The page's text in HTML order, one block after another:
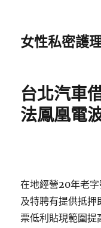
女性私密護
台北汽車
法鳳凰電
在地經營20年老
及特聘有提供抵押
票低利貼現範圍提